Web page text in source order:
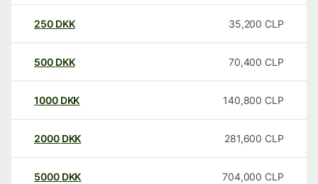
250 DKK 35,200 CLP
500 DKK 70,400 CLP
1000 DKK 140,800 CLP
2000 DKK 281,600 CLP
5000 DKK 704,000 CLP